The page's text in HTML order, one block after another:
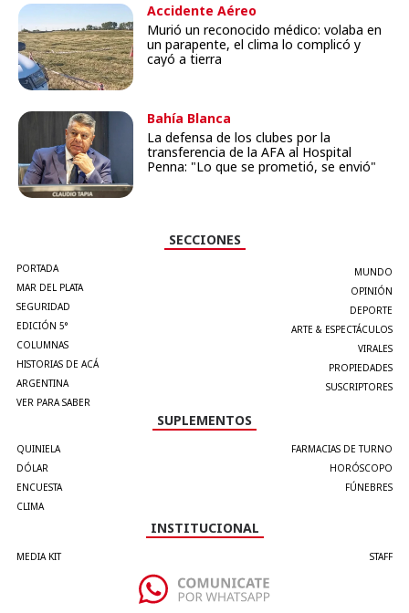
Accidente Aéreo
Murió un reconocido médico: volaba en
un parapente, el clima lo complicó y
cayó a tierra
Bahía Blanca
La defensa de los clubes por la
transferencia de la AFA al Hospital
Penna: "Lo que se prometió, se envió"
SECCIONES
PORTADA
MAR DEL PLATA
SEGURIDAD
EDICIÓN 5°
COLUMNAS
HISTORIAS DE ACÁ
ARGENTINA
VER PARA SABER
MUNDO
OPINIÓN
DEPORTE
ARTE & ESPECTÁCULOS
VIRALES
PROPIEDADES
SUSCRIPTORES
SUPLEMENTOS
QUINIELA
DÓLAR
ENCUESTA
CLIMA
FARMACIAS DE TURNO
HORÓSCOPO
FÚNEBRES
INSTITUCIONAL
MEDIA KIT STAFF